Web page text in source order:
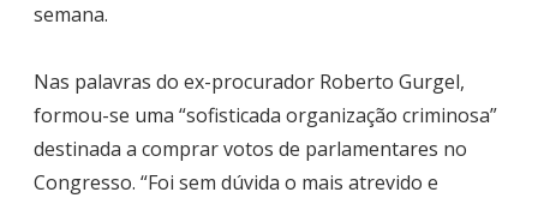
semana.
Nas palavras do ex-procurador Roberto Gurgel,
formou-se uma “sofisticada organização criminosa”
destinada a comprar votos de parlamentares no
Congresso. “Foi sem dúvida o mais atrevido e